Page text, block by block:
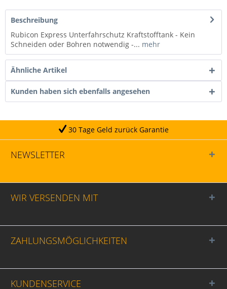
Beschreibung
Rubicon Express Unterfahrschutz Kraftstofftank - Kein
Schneiden oder Bohren notwendig -... mehr
Ähnliche Artikel
Kunden haben sich ebenfalls angesehen
30 Tage Geld zurück Garantie
NEWSLETTER
WIR VERSENDEN MIT
ZAHLUNGSMÖGLICHKEITEN
KUNDENSERVICE